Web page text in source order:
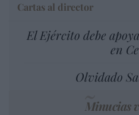
Cartas al director
El Ejército debe
en
Olvidado
Minucias